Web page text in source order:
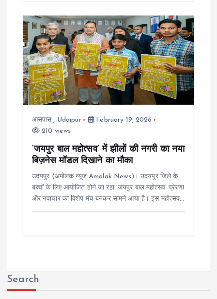
आसपास, Udaipur
February 19, 2026
210 views
‘जयपुर बाल महोत्सव’ में झीलों की नगरी का नया
बिज़नेस मॉडल दिखाने का मौका
उदयपुर (अमोलक न्यूज Amolak News)। उदयपुर जिले के
बच्चों के लिए आयोजित होने जा रहा ‘जयपुर बाल महोत्सव’ प्रेरणा
और नवाचार का विशेष मंच बनकर सामने आया है। इस महोत्सव…
Search